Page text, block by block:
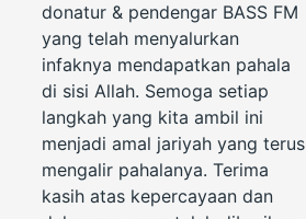
donatur & pendengar BASS FM
yang telah menyalurkan
infaknya mendapatkan pahala
di sisi Allah. Semoga setiap
langkah yang kita ambil ini
menjadi amal jariyah yang terus
mengalir pahalanya. Terima
kasih atas kepercayaan dan